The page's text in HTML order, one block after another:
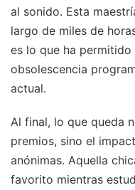
al sonido. Esta
largo de miles de
es lo que ha
obsolescencia
actual.
Al final, lo que queda
premios, sino el
anónimas. Aquella
favorito mientras